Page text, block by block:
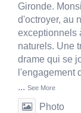
Gironde.
d'octroyer, au
exceptionnels
naturels. Une
drame qui se
l'engagement
... See More
Photo